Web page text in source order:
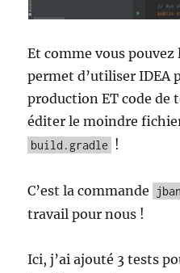
Et comme vous pouvez
permet d’utiliser IDEA
production ET code de
éditer le moindre
build.gradle !
C’est la commande
travail pour nous !
Ici, j’ai ajouté 3 tests